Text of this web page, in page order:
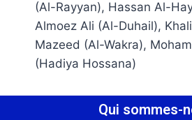
(Al-Rayyan), Hassan Al-
Almoez Ali (Al-Duhail),
Mazeed (Al-Wakra),
(Hadiya Hossana)
Qui sommes-